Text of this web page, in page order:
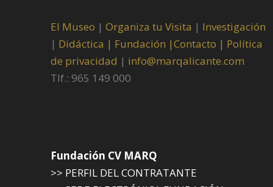
El Museo | Organiza tu Visita | Investigación
| Didáctica | Fundación |Contacto | Política
de privacidad | info@marqalicante.com
Tlf.: 965 149 000
Fundación CV MARQ
>> PERFIL DEL CONTRATANTE